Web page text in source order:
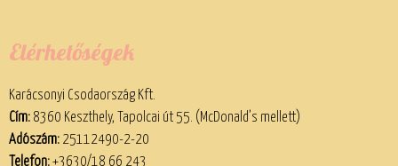
Elérhetőségek
Karácsonyi Csodaország Kft.
Cím:8360 Keszthely, Tapolcai út 55. (McDonald’s mellett)
Adószám:25112490-2-20
Telefon:+3630/18 66 243